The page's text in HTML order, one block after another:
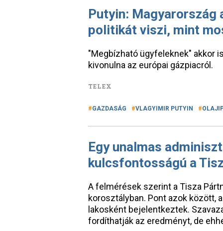
Putyin: Magyarország
politikát viszi, mint
"Megbízható ügyfeleknek" akkor
kivonulna az európai gázpiacról.
TELEX
GAZDASÁG VLAGYIMIR PUTYIN
Egy unalmas
kulcsfontosságú a
A felmérések szerint a Tisza
korosztályban. Pont azok között,
lakosként bejelentkeztek.
fordíthatják az eredményt, de